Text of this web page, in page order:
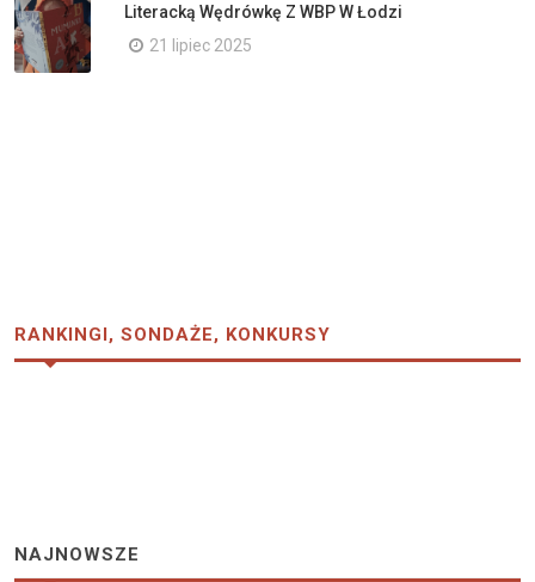
Literacką Wędrówkę Z WBP W Łodzi
21 lipiec 2025
RANKINGI, SONDAŻE, KONKURSY
NAJNOWSZE